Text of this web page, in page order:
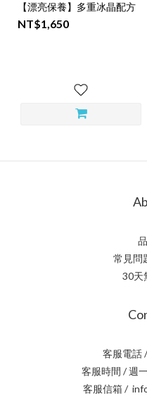
【漂亮保養】多重冰晶配方
NT$1,650
常見問
30天
客服電話
客服時間 / 週
客服信箱 /